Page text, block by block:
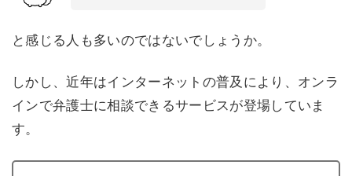
と感じる人も多いのではないでしょうか。
しかし、近年はインターネットの普及により、オンラ
インで弁護士に相談できるサービスが登場していま
す。